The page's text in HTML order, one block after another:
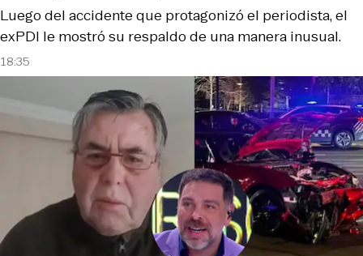
18:35
Luego del accidente que protagonizó el periodista, el
exPDI le mostró su respaldo de una manera inusual.